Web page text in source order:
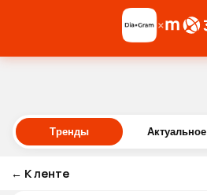
×
Тренды Актуальное
← К ленте